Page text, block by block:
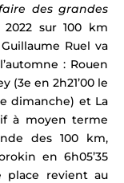
des grandes
sur 100 km
Ruel va
: Rouen
(3e en 2h21’00 le
dimanche) et La
à moyen terme
des 100 km,
en 6h05’35
place revient au